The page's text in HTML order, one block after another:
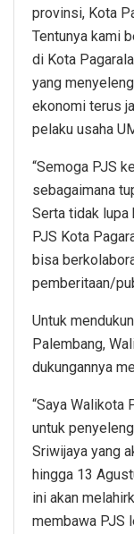
provinsi, Kota
Tentunya kami
di Kota
yang
ekonomi terus
pelaku usaha
“Semoga PJS
sebagaimana
Serta tidak lupa
PJS Kota
bisa
pemberitaan/
Untuk
Palembang,
dukungannya
“Saya Walikota
untuk
Sriwijaya yang
hingga 13
ini akan
membawa PJS